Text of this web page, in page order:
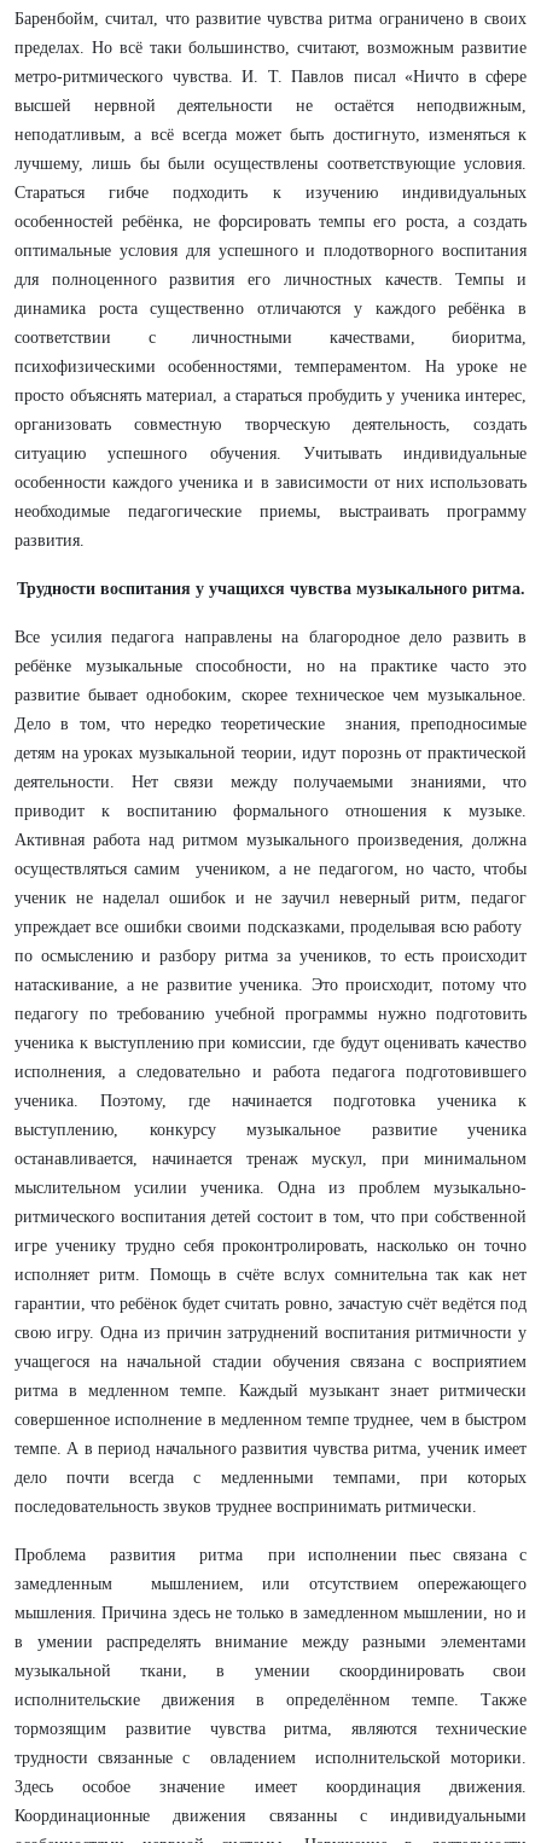
Баренбойм, считал, что развитие чувства ритма ограничено в своих
пределах. Но всё таки большинство, считают, возможным развитие
метро-ритмического чувства. И. Т. Павлов писал «Ничто в сфере
высшей нервной деятельности не остаётся неподвижным,
неподатливым, а всё всегда может быть достигнуто, изменяться к
лучшему, лишь бы были осуществлены соответствующие условия.
Стараться гибче подходить к изучению индивидуальных
особенностей ребёнка, не форсировать темпы его роста, а создать
оптимальные условия для успешного и плодотворного воспитания
для полноценного развития его личностных качеств. Темпы и
динамика роста существенно отличаются у каждого ребёнка в
соответствии с личностными качествами, биоритма,
психофизическими особенностями, темпераментом. На уроке не
просто объяснять материал, а стараться пробудить у ученика интерес,
организовать совместную творческую деятельность, создать
ситуацию успешного обучения. Учитывать индивидуальные
особенности каждого ученика и в зависимости от них использовать
необходимые педагогические приемы, выстраивать программу
развития.
Трудности воспитания у учащихся чувства музыкального ритма.
Все усилия педагога направлены на благородное дело развить в
ребёнке музыкальные способности, но на практике часто это
развитие бывает однобоким, скорее техническое чем музыкальное.
Дело в том, что нередко теоретические знания, преподносимые
детям на уроках музыкальной теории, идут порознь от практической
деятельности. Нет связи между получаемыми знаниями, что
приводит к воспитанию формального отношения к музыке.
Активная работа над ритмом музыкального произведения, должна
осуществляться самим учеником, а не педагогом, но часто, чтобы
ученик не наделал ошибок и не заучил неверный ритм, педагог
упреждает все ошибки своими подсказками, проделывая всю работу
по осмыслению и разбору ритма за учеников, то есть происходит
натаскивание, а не развитие ученика. Это происходит, потому что
педагогу по требованию учебной программы нужно подготовить
ученика к выступлению при комиссии, где будут оценивать качество
исполнения, а следовательно и работа педагога подготовившего
ученика. Поэтому, где начинается подготовка ученика к
выступлению, конкурсу музыкальное развитие ученика
останавливается, начинается тренаж мускул, при минимальном
мыслительном усилии ученика. Одна из проблем музыкально-
ритмического воспитания детей состоит в том, что при собственной
игре ученику трудно себя проконтролировать, насколько он точно
исполняет ритм. Помощь в счёте вслух сомнительна так как нет
гарантии, что ребёнок будет считать ровно, зачастую счёт ведётся под
свою игру. Одна из причин затруднений воспитания ритмичности у
учащегося на начальной стадии обучения связана с восприятием
ритма в медленном темпе. Каждый музыкант знает ритмически
совершенное исполнение в медленном темпе труднее, чем в быстром
темпе. А в период начального развития чувства ритма, ученик имеет
дело почти всегда с медленными темпами, при которых
последовательность звуков труднее воспринимать ритмически.
Проблема развития ритма при исполнении пьес связана с
замедленным мышлением, или отсутствием опережающего
мышления. Причина здесь не только в замедленном мышлении, но и
в умении распределять внимание между разными элементами
музыкальной ткани, в умении скоординировать свои
исполнительские движения в определённом темпе. Также
тормозящим развитие чувства ритма, являются технические
трудности связанные с овладением исполнительской моторики.
Здесь особое значение имеет координация движения.
Координационные движения связанны с индивидуальными